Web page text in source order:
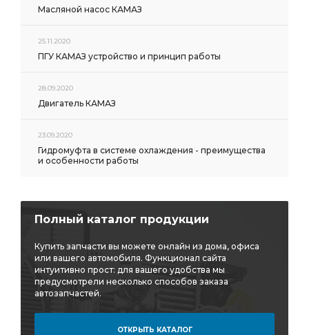
Масляной насос КАМАЗ
25.11.2020
ПГУ КАМАЗ устройство и принцип работы
28.09.2020
Двигатель КАМАЗ
23.09.2020
Гидромуфта в системе охлаждения - преимущества
и особенности работы
Полный каталог продукции
Купить запчасти вы можете онлайн из дома, офиса
или вашего автомобиля. Функционал сайта
интуитивно прост: для вашего удобства мы
предусмотрели несколько способов заказа
автозапчастей.
ОТКРЫТЬ КАТАЛОГ